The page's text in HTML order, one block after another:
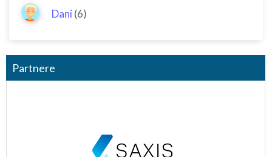
Dani (6)
Partnere